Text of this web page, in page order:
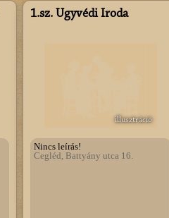
1.sz. Ügyvédi Iroda
illusztráció
Nincs leírás!
Cegléd, Battyány utca 16.